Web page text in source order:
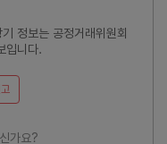
정보는 공정거래위원회
입니다.
가요?